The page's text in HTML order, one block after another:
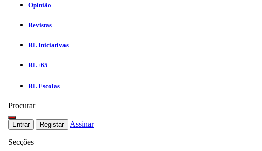
Opinião
Revistas
RL Iniciativas
RL+65
RL Escolas
Procurar
Entrar Registar Assinar
Secções